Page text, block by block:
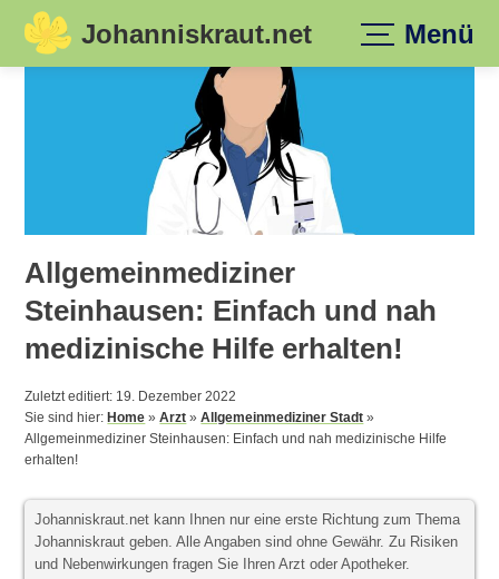
Skip
Johanniskraut.net Menü
Allgemeinmediziner
Steinhausen: Einfach und nah
medizinische Hilfe erhalten!
Zuletzt editiert: 19. Dezember 2022
Sie sind hier:Home »Arzt »Allgemeinmediziner Stadt »
Allgemeinmediziner Steinhausen: Einfach und nah medizinische Hilfe
erhalten!
Johanniskraut.net kann Ihnen nur eine erste Richtung zum Thema
Johanniskraut geben. Alle Angaben sind ohne Gewähr. Zu Risiken
und Nebenwirkungen fragen Sie Ihren Arzt oder Apotheker.